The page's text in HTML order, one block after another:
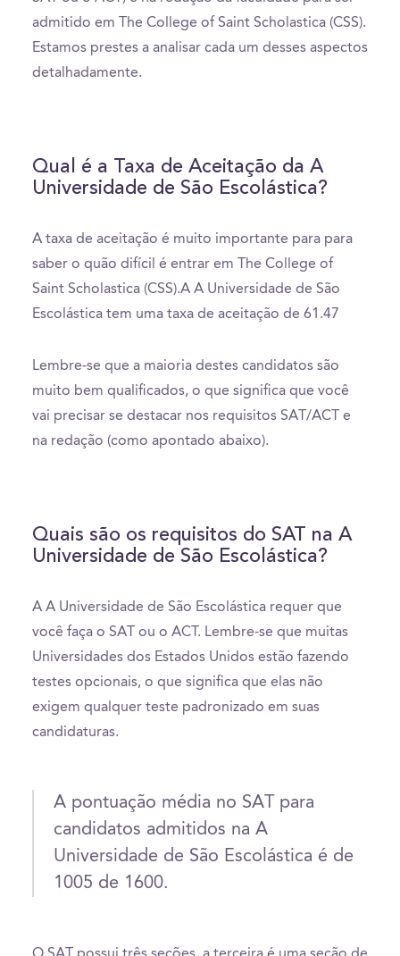
admitido em The College of Saint Scholastica (CSS).
Estamos prestes a analisar cada um desses aspectos
detalhadamente.
Qual é a Taxa de Aceitação da A
Universidade de São Escolástica?
A taxa de aceitação é muito importante para para
saber o quão difícil é entrar em The College of
Saint Scholastica (CSS).A A Universidade de São
Escolástica tem uma taxa de aceitação de 61.47
Lembre-se que a maioria destes candidatos são
muito bem qualificados, o que significa que você
vai precisar se destacar nos requisitos SAT/ACT e
na redação (como apontado abaixo).
Quais são os requisitos do SAT na A
Universidade de São Escolástica?
A A Universidade de São Escolástica requer que
você faça o SAT ou o ACT. Lembre-se que muitas
Universidades dos Estados Unidos estão fazendo
testes opcionais, o que significa que elas não
exigem qualquer teste padronizado em suas
candidaturas.
A pontuação média no SAT para
candidatos admitidos na A
Universidade de São Escolástica é de
1005 de 1600.